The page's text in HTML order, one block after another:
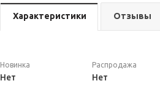
Характеристики Отзывы
Новинка
Нет
Распродажа
Нет